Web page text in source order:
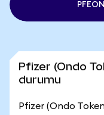
Pfizer (Ondo
durumu
Pfizer (Ondo